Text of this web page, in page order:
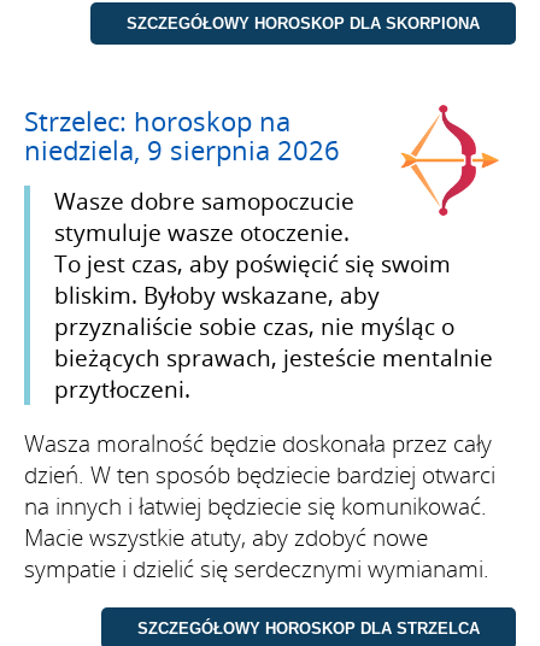
Strzelec: horoskop na
niedziela, 9 sierpnia 2026
Wasze dobre samopoczucie
stymuluje wasze otoczenie.
To jest czas, aby poświęcić się swoim
bliskim. Byłoby wskazane, aby
przyznaliście sobie czas, nie myśląc o
bieżących sprawach, jesteście mentalnie
przytłoczeni.
Wasza moralność będzie doskonała przez cały
dzień. W ten sposób będziecie bardziej otwarci
na innych i łatwiej będziecie się komunikować.
Macie wszystkie atuty, aby zdobyć nowe
sympatie i dzielić się serdecznymi wymianami.